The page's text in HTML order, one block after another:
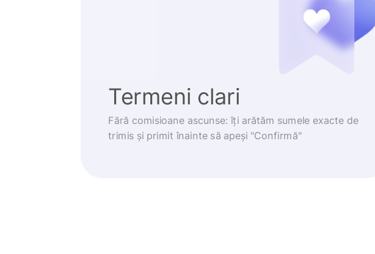
Termeni clari
Fără comisioane ascunse: îți arătăm sumele exacte de
trimis și primit înainte să apeși "Confirmă"